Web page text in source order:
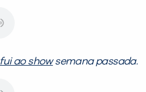
fui ao showsemana passada.